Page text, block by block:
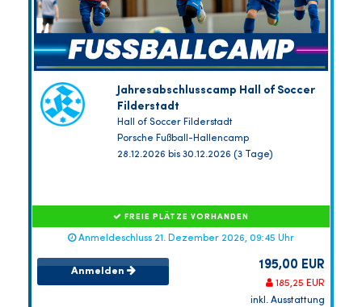
Jahresabschlusscamp Hall of Soccer
Filderstadt
Hall of Soccer Filderstadt
Porsche Fußball-Hallencamp
28.12.2026 bis 30.12.2026 (3 Tage)
FREIE PLÄTZE VORHANDEN
Anmeldeschluss 21. Dezember 2026, 09:45 Uhr
Anmelden 195,00 EUR
185,25 EUR
inkl. Ausstattung